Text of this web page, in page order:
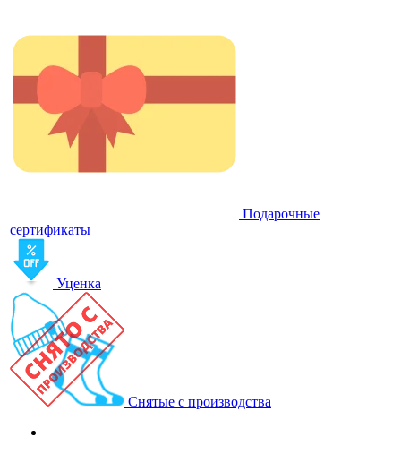
Подарочные
сертификаты
Уценка
Снятые с производства